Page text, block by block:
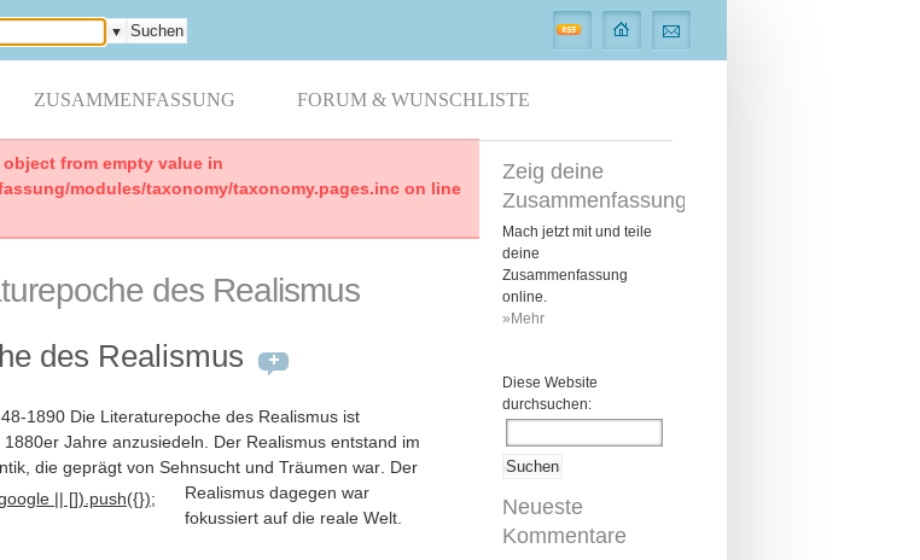
▼
ZUSAMMENFASSUNG FORUM & WUNSCHLISTE
from empty value in
modules/taxonomy/taxonomy.pages.inc on line
des Realismus
des Realismus
1890 Die Literaturepoche des Realismus ist
Jahre anzusiedeln. Der Realismus entstand im
die geprägt von Sehnsucht und Träumen war
|| []).push({});
. Der
Realismus dagegen war
fokussiert auf die reale Welt.
Zeig deine
Zusammenfassung
Mach jetzt mit und teile
deine
Zusammenfassung
online.
»Mehr
Diese Website
durchsuchen:
Neueste
Kommentare